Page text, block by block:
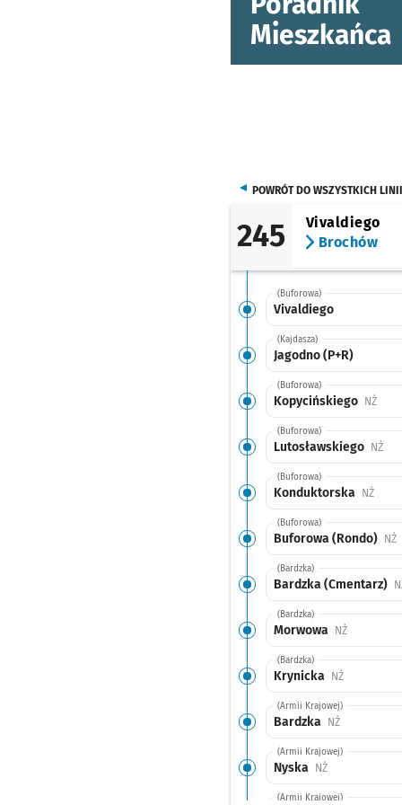
Mieszkańca
POWRÓT DO WSZYSTKICH LINII
245
Vivaldiego
Brochów
(Buforowa)
Vivaldiego
(Kajdasza)
Jagodno (P+R)
(Buforowa)
Kopycińskiego NŻ
(Buforowa)
Lutosławskiego NŻ
(Buforowa)
Konduktorska NŻ
(Buforowa)
Buforowa (Rondo) NŻ
(Bardzka)
Bardzka (Cmentarz)
(Bardzka)
Morwowa NŻPrzystanek
(Bardzka)
Krynicka NŻPrzystanek
(Armii Krajowej)
Bardzka NŻPrzystanek
(Armii Krajowej)
Nyska NŻPrzystanek na
(Armii Krajowej)